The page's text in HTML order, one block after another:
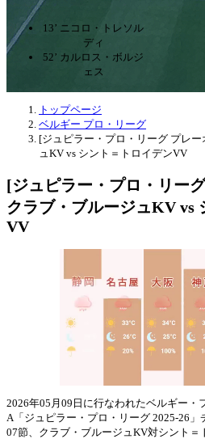
13’ ニコロ・トレソル
ディ
52’ カルロス・ボルジ
ェス
トップページ
ベルギー プロ・リーグ
[ジュピラー・プロ・リーグ プレ
ュKV vs シント＝トロイデンVV
[ジュピラー・プロ・リー
クラブ・ブルージュKV vs
VV
2026年05月09日に行なわれたベルギー・
A「ジュピラー・プロ・リーグ 2025-26
07節、クラブ・ブルージュKV対シント＝